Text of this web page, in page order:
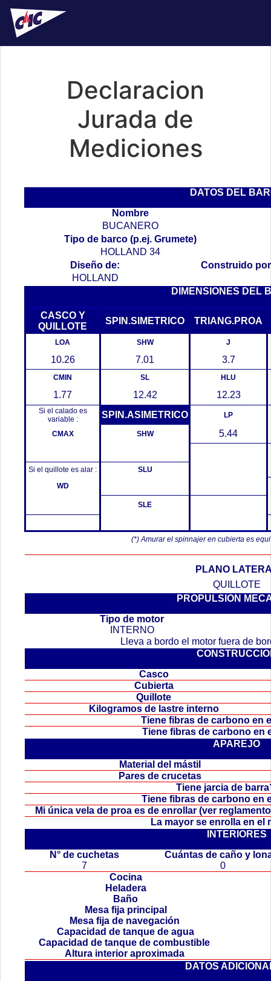
Declaracion
Jurada de
Mediciones
DATOS DEL
Nombre
BUCANERO
Tipo de barco (p.ej. Grumete)
HOLLAND 34
Diseño de:
Construido
HOLLAND
DIMENSIONES DEL
CASCO Y
QUILLOTE
SPIN.SIMETRICO TRIANG.PROA
LOA SHW J
10.26 7.01 3.7
CMIN SL HLU
1.77 12.42 12.23
Si el calado es
variable :
SPIN.ASIMETRICO LP
CMAX SHW 5.44
Si el quillote es alar :
SLU
WD
SLE
(*) Amurar el spinnajer en cubierta es
PLANO
QUILLOTE
PROPULSION
Tipo de motor
INTERNO
Lleva a bordo el motor fuera de
Casco
Cubierta
Quillote
Kilogramos de lastre interno
Tiene fibras de carbono en
Tiene fibras de carbono en
APAREJO
Material del mástil
Pares de crucetas
Tiene jarcia de
Tiene fibras de carbono en
Mi única vela de proa es de enrollar (ver
La mayor se enrolla en
INTERIORES
N° de cuchetas
Cuántas de caño y
7
0
Cocina
Heladera
Baño
Mesa fija principal
Mesa fija de navegación
Capacidad de tanque de agua
Capacidad de tanque de combustible
Altura interior aproximada
DATOS